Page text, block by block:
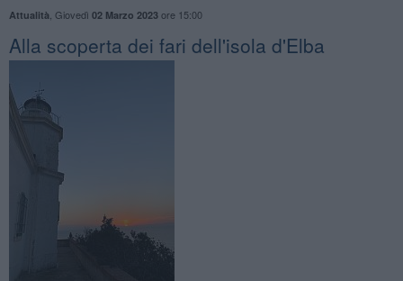
Attualità Giovedì 02 Marzo 2023ore 15:00
Alla scoperta dei fari dell'isola d'Elba